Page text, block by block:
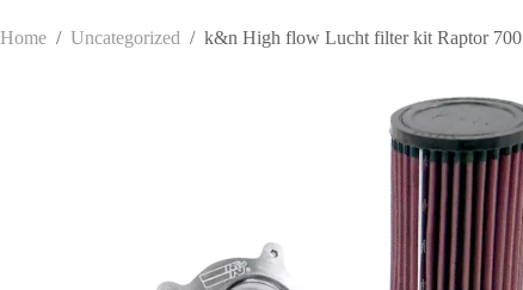
Home / Uncategorized / k&n High flow Lucht filter kit Raptor 700